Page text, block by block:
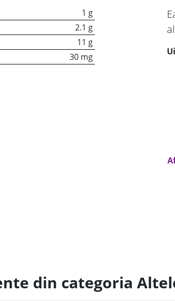
1 g
2.1 g
11 g
30 mg
din categoria